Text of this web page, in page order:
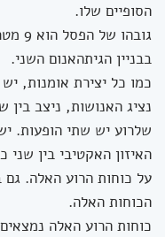
הסופיים שלו.
בבניין הגיתהאנום השני.
כמו כל יצירת אומנות,
נציג האנושות, ניצב בין
שלרוע יש שתי הופעות.
האיזון האקטיבי בין שני
על כוחות הרוע האלה. גם
הכוחות האלה.
כוחות הרוע האלה